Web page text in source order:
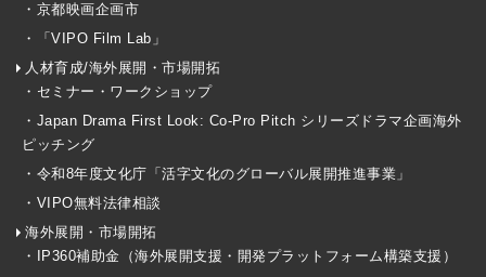
・京都映画企画市
・「VIPO Film Lab」
人材育成/海外展開・市場開拓
・セミナー・ワークショップ
・Japan Drama First Look: Co-Pro Pitch シリーズドラマ企画海外
ピッチング
・令和8年度文化庁「活字文化のグローバル展開推進事業」
・VIPO無料法律相談
海外展開・市場開拓
・IP360補助金（海外展開支援・開発プラットフォーム構築支援）